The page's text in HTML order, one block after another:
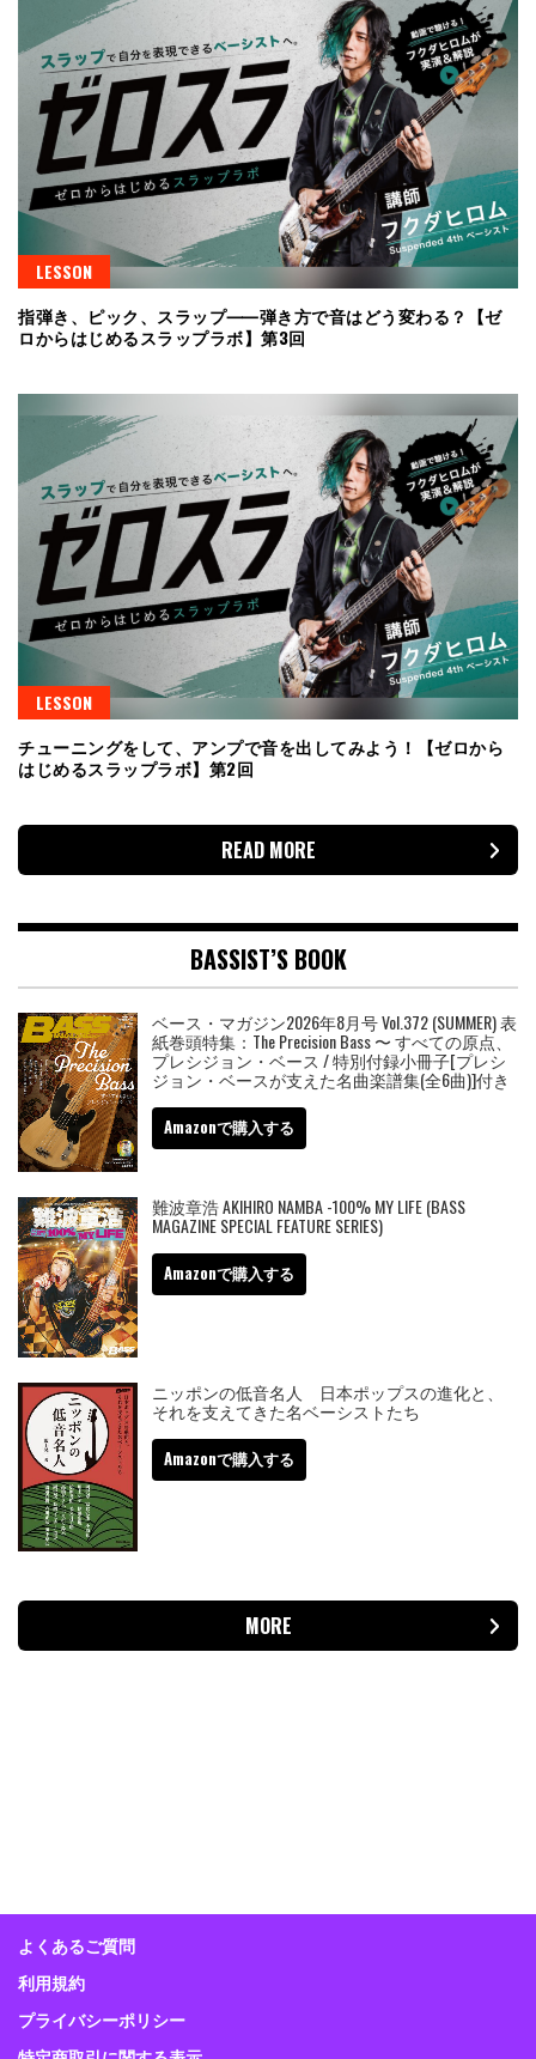
LESSON
指弾き、ピック、スラップ⸺弾き方で音はどう変わる？【ゼ
ロからはじめるスラップラボ】第3回
LESSON
チューニングをして、アンプで音を出してみよう！【ゼロから
はじめるスラップラボ】第2回
READ MORE
BASSIST’S BOOK
ベース・マガジン2026年8月号 Vol.372 (SUMMER) 表
紙巻頭特集：The Precision Bass 〜 すべての原点、
プレシジョン・ベース / 特別付録小冊子[プレシ
ジョン・ベースが支えた名曲楽譜集(全6曲)]付き
Amazonで購入する
難波章浩 AKIHIRO NAMBA -100% MY LIFE (BASS
MAGAZINE SPECIAL FEATURE SERIES)
Amazonで購入する
ニッポンの低音名人 日本ポップスの進化と、
それを支えてきた名ベーシストたち
Amazonで購入する
MORE
よくあるご質問
利用規約
プライバシーポリシー